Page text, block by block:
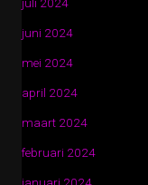
juni 2024
mei 2024
april 2024
maart 2024
februari 2024